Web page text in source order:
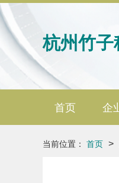
杭州竹子
首页 企
当前位置： 首页 >